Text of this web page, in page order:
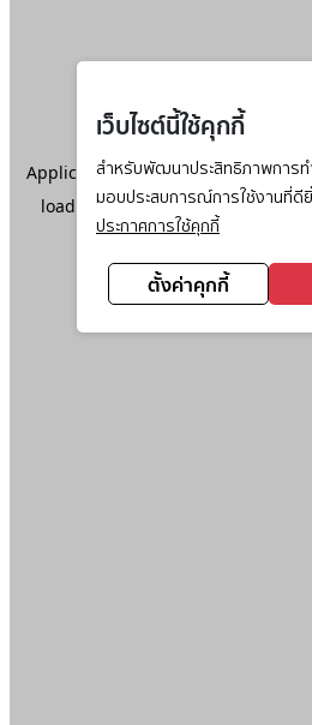
เว็บไซต์นี้ใช้คุกกี้
สำหรับพัฒนาประสิทธิภาพการท
มอบประสบการณ์การใช้งานที่ดี
ประกาศการใช้คุกกี้
ตั้งค่าคุกกี้
Application error: aclient-side
loadingwww.ktc.co.th(see the
information).